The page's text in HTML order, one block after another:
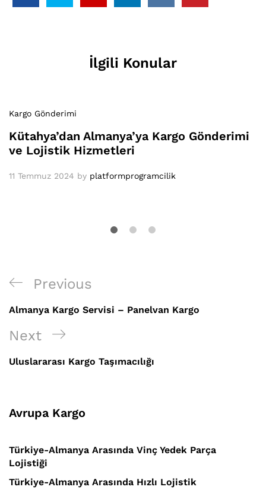
İlgili Konular
Kargo Gönderimi
Kütahya’dan Almanya’ya Kargo Gönderimi
ve Lojistik Hizmetleri
11 Temmuz 2024 by platformprogramcilik
Yazı
gezinmesi
Previous
Post
Previous
Almanya Kargo Servisi – Panelvan Kargo
Next
Post
Next
Uluslararası Kargo Taşımacılığı
Avrupa Kargo
Türkiye-Almanya Arasında Vinç Yedek Parça
Lojistiği
Türkiye-Almanya Arasında Hızlı Lojistik